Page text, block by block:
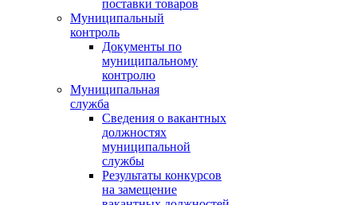
поставки товаров
Муниципальный
контроль
Документы по
муниципальному
контролю
Муниципальная
служба
Сведения о вакантных
должностях
муниципальной
службы
Результаты конкурсов
на замещение